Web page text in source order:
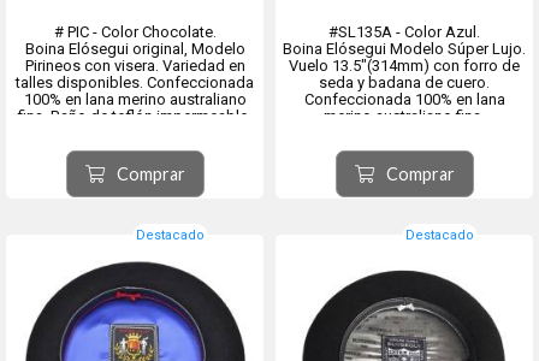
# PIC - Color Chocolate.
Boina Elósegui original, Modelo
Pirineos con visera. Variedad en
talles disponibles. Confeccionada
100% en lana merino australiano
fina. Baño de teflón impermeable.
Origen ciudad de Tolosa, provincia
de Guipúzcoa comunidad
autónoma del País Vasco, España.
Comprar
#SL135A - Color Azul.
Boina Elósegui Modelo Súper Lujo.
Vuelo 13.5"(314mm) con forro de
seda y badana de cuero.
Confeccionada 100% en lana
merino australiano fina.
Origen ciudad de Tolosa, provincia
de Guipúzcoa, comunidad
autónoma del País Vasco, España.
Comprar
Destacado Destacado